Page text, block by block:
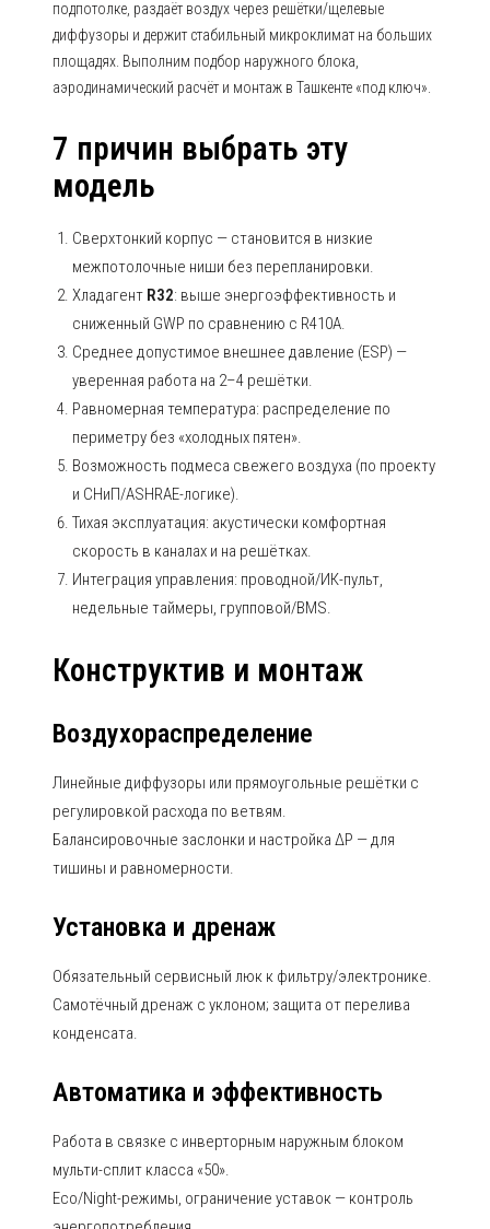
подпотолке, раздаёт воздух через решётки/щелевые
диффузоры и держит стабильный микроклимат на больших
площадях. Выполним подбор наружного блока,
аэродинамический расчёт и монтаж в Ташкенте «под ключ».
7 причин выбрать эту
модель
Сверхтонкий корпус — становится в низкие
межпотолочные ниши без перепланировки.
Хладагент R32: выше энергоэффективность и
сниженный GWP по сравнению с R410A.
Среднее допустимое внешнее давление (ESP) —
уверенная работа на 2–4 решётки.
Равномерная температура: распределение по
периметру без «холодных пятен».
Возможность подмеса свежего воздуха (по проекту
и СНиП/ASHRAE-логике).
Тихая эксплуатация: акустически комфортная
скорость в каналах и на решётках.
Интеграция управления: проводной/ИК-пульт,
недельные таймеры, групповой/BMS.
Конструктив и монтаж
Воздухораспределение
Линейные диффузоры или прямоугольные решётки с
регулировкой расхода по ветвям.
Балансировочные заслонки и настройка ΔР — для
тишины и равномерности.
Установка и дренаж
Обязательный сервисный люк к фильтру/электронике.
Самотёчный дренаж с уклоном; защита от перелива
конденсата.
Автоматика и эффективность
Работа в связке с инверторным наружным блоком
мульти-сплит класса «50».
Eco/Night-режимы, ограничение уставок — контроль